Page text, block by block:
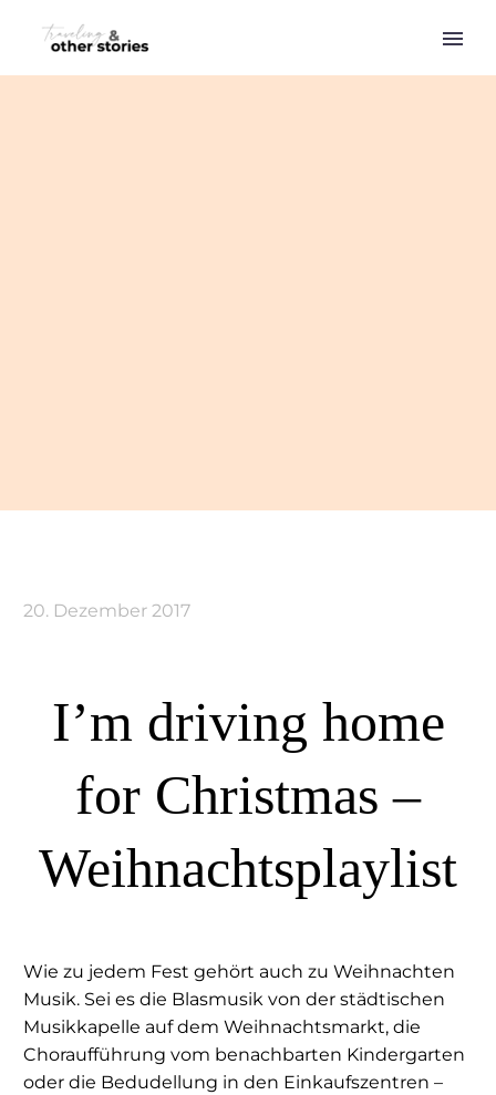
20. Dezember 2017
I’m driving home
for Christmas –
Weihnachtsplaylist
Wie zu jedem Fest gehört auch zu Weihnachten
Musik. Sei es die Blasmusik von der städtischen
Musikkapelle auf dem Weihnachtsmarkt, die
Choraufführung vom benachbarten Kindergarten
oder die Bedudellung in den Einkaufszentren –